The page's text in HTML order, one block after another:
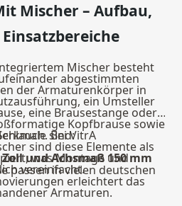
Mischer – Aufbau,
Mischer besteht
abgestimmten
der Armaturenkörper in
ein Umsteller
eine Brausestange oder
Kopfbrause sowie
Bei VitrA
sind diese Elemente als
was Montage und
vereinfacht.
sind:
und Achsmaß 150 mm
passen in vielen deutschen
erleichtert das
Armaturen.